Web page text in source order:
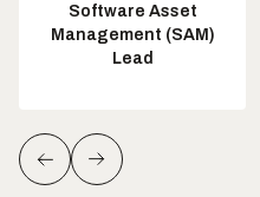
Software Asset
Management (SAM)
Lead